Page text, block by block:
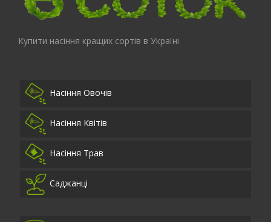
Купити насіння кращих сортів в Україні
Насіння Овочів
Насіння Квітів
Насіння Трав
Саджанці